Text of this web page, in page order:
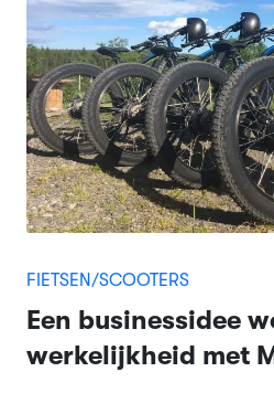
FIETSEN/SCOOTERS
Een businessidee
werkelijkheid met